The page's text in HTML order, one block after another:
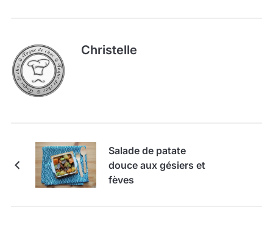
Christelle
Salade de patate
douce aux gésiers et
fèves